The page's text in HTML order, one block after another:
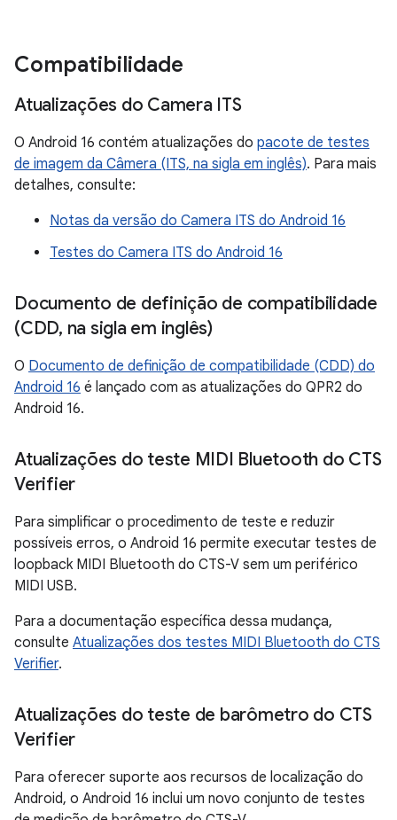
Compatibilidade
Atualizações do Camera ITS
O Android 16 contém atualizações do pacote de testes
de imagem da Câmera (ITS, na sigla em inglês). Para mais
detalhes, consulte:
Notas da versão do Camera ITS do Android 16
Testes do Camera ITS do Android 16
Documento de definição de compatibilidade
(CDD, na sigla em inglês)
O Documento de definição de compatibilidade (CDD) do
Android 16 é lançado com as atualizações do QPR2 do
Android 16.
Atualizações do teste MIDI Bluetooth do CTS
Verifier
Para simplificar o procedimento de teste e reduzir
possíveis erros, o Android 16 permite executar testes de
loopback MIDI Bluetooth do CTS-V sem um periférico
MIDI USB.
Para a documentação específica dessa mudança,
consulte Atualizações dos testes MIDI Bluetooth do CTS
Verifier.
Atualizações do teste de barômetro do CTS
Verifier
Para oferecer suporte aos recursos de localização do
Android, o Android 16 inclui um novo conjunto de testes